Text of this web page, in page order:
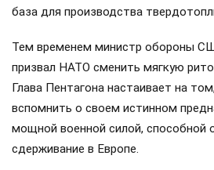
база для производства
Тем временем министр обороны
призвал НАТО сменить мягкую
Глава Пентагона настаивает на
вспомнить о своем истинном
мощной военной силой, способной
сдерживание в Европе.